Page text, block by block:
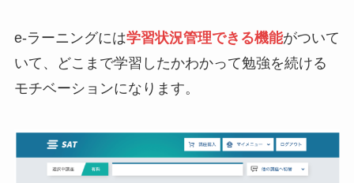
e-ラーニングには学習状況管理できる機能がついて
いて、どこまで学習したかわかって勉強を続ける
モチベーションになります。